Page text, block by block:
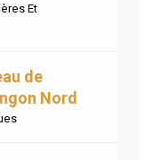
Et
de
Nord